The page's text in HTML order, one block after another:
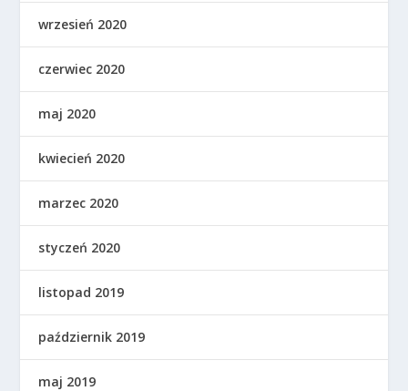
wrzesień 2020
czerwiec 2020
maj 2020
kwiecień 2020
marzec 2020
styczeń 2020
listopad 2019
październik 2019
maj 2019